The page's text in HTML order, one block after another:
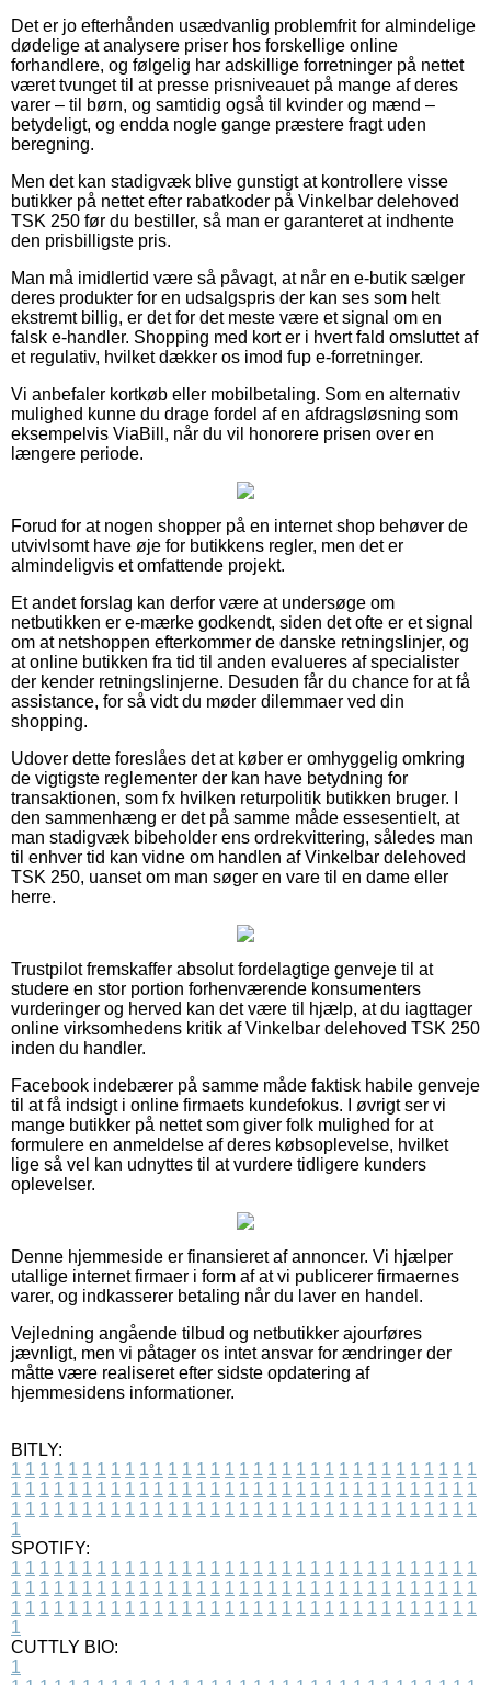
Det er jo efterhånden usædvanlig problemfrit for almindelige
dødelige at analysere priser hos forskellige online
forhandlere, og følgelig har adskillige forretninger på nettet
været tvunget til at presse prisniveauet på mange af deres
varer – til børn, og samtidig også til kvinder og mænd –
betydeligt, og endda nogle gange præstere fragt uden
beregning.
Men det kan stadigvæk blive gunstigt at kontrollere visse
butikker på nettet efter rabatkoder på Vinkelbar delehoved
TSK 250 før du bestiller, så man er garanteret at indhente
den prisbilligste pris.
Man må imidlertid være så påvagt, at når en e-butik sælger
deres produkter for en udsalgspris der kan ses som helt
ekstremt billig, er det for det meste være et signal om en
falsk e-handler. Shopping med kort er i hvert fald omsluttet af
et regulativ, hvilket dækker os imod fup e-forretninger.
Vi anbefaler kortkøb eller mobilbetaling. Som en alternativ
mulighed kunne du drage fordel af en afdragsløsning som
eksempelvis ViaBill, når du vil honorere prisen over en
længere periode.
Forud for at nogen shopper på en internet shop behøver de
utvivlsomt have øje for butikkens regler, men det er
almindeligvis et omfattende projekt.
Et andet forslag kan derfor være at undersøge om
netbutikken er e-mærke godkendt, siden det ofte er et signal
om at netshoppen efterkommer de danske retningslinjer, og
at online butikken fra tid til anden evalueres af specialister
der kender retningslinjerne. Desuden får du chance for at få
assistance, for så vidt du møder dilemmaer ved din
shopping.
Udover dette foreslåes det at køber er omhyggelig omkring
de vigtigste reglementer der kan have betydning for
transaktionen, som fx hvilken returpolitik butikken bruger. I
den sammenhæng er det på samme måde essesentielt, at
man stadigvæk bibeholder ens ordrekvittering, således man
til enhver tid kan vidne om handlen af Vinkelbar delehoved
TSK 250, uanset om man søger en vare til en dame eller
herre.
Trustpilot fremskaffer absolut fordelagtige genveje til at
studere en stor portion forhenværende konsumenters
vurderinger og herved kan det være til hjælp, at du iagttager
online virksomhedens kritik af Vinkelbar delehoved TSK 250
inden du handler.
Facebook indebærer på samme måde faktisk habile genveje
til at få indsigt i online firmaets kundefokus. I øvrigt ser vi
mange butikker på nettet som giver folk mulighed for at
formulere en anmeldelse af deres købsoplevelse, hvilket
lige så vel kan udnyttes til at vurdere tidligere kunders
oplevelser.
Denne hjemmeside er finansieret af annoncer. Vi hjælper
utallige internet firmaer i form af at vi publicerer firmaernes
varer, og indkasserer betaling når du laver en handel.
Vejledning angående tilbud og netbutikker ajourføres
jævnligt, men vi påtager os intet ansvar for ændringer der
måtte være realiseret efter sidste opdatering af
hjemmesidens informationer.
BITLY:
1 1 1 1 1 1 1 1 1 1 1 1 1 1 1 1 1 1 1 1 1 1 1 1 1 1 1 1 1 1 1 1 1
1 1 1 1 1 1 1 1 1 1 1 1 1 1 1 1 1 1 1 1 1 1 1 1 1 1 1 1 1 1 1 1 1
1 1 1 1 1 1 1 1 1 1 1 1 1 1 1 1 1 1 1 1 1 1 1 1 1 1 1 1 1 1 1 1 1
1
SPOTIFY:
1 1 1 1 1 1 1 1 1 1 1 1 1 1 1 1 1 1 1 1 1 1 1 1 1 1 1 1 1 1 1 1 1
1 1 1 1 1 1 1 1 1 1 1 1 1 1 1 1 1 1 1 1 1 1 1 1 1 1 1 1 1 1 1 1 1
1 1 1 1 1 1 1 1 1 1 1 1 1 1 1 1 1 1 1 1 1 1 1 1 1 1 1 1 1 1 1 1 1
1
CUTTLY BIO:
1